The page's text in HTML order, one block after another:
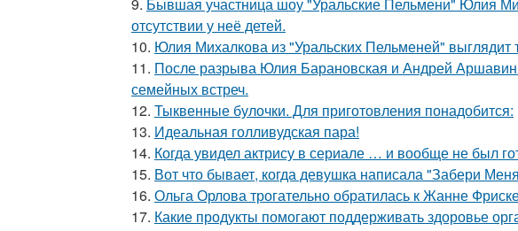
отсутствии у неё детей.
10. Юлия Михалкова из "Уральских Пельменей" выглядит
11. После разрыва Юлия Барановская и Андрей Аршавин
семейных встреч.
12. Тыквенные булочки. Для приготовления понадобится:
13. Идеальная голливудская пара!
14. Когда увидел актрису в сериале … и вообще не был
15. Вот что бывает, когда девушка написала "Забери
16. Ольга Орлова трогательно обратилась к Жанне
17. Какие продукты помогают поддерживать здоровье